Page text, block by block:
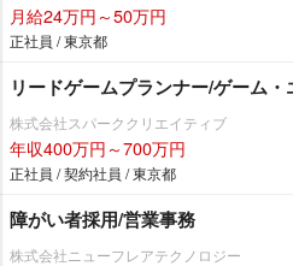
月給24万円～50万円
正社員 / 東京都
リードゲームプランナー/ゲーム・
株式会社スパーククリエイティブ
年収400万円～700万円
正社員 / 契約社員 / 東京都
障がい者採用/営業事務
株式会社ニューフレアテクノロジー